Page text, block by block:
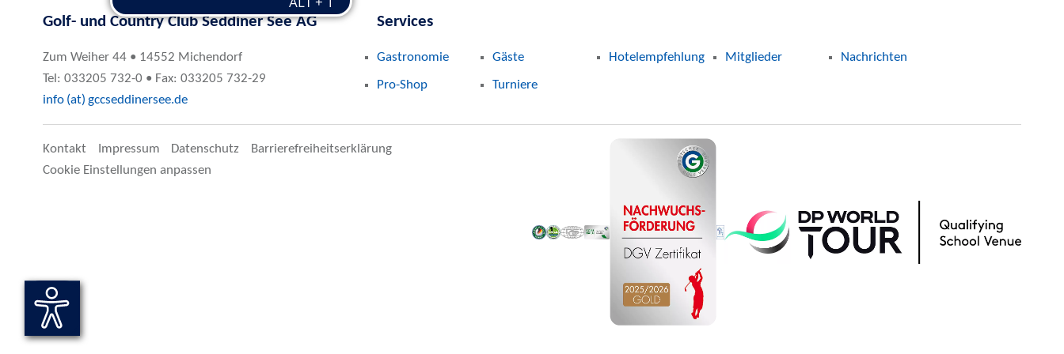
Golf- und Country Club Seddiner See AG
Zum Weiher 44 • 14552 Michendorf
Tel: 033205 732-0 • Fax: 033205 732-29
info (at) gccseddinersee.de
Services
Gastronomie Gäste Hotelempfehlung Mitglieder Nachrichten
Pro-Shop Turniere
Kontakt Impressum Datenschutz
Barrierefreiheitserklärung
Cookie Einstellungen anpassen